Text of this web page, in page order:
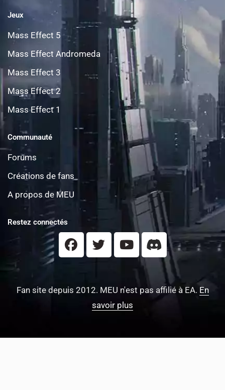
Jeux
Mass Effect 5
Mass Effect Andromeda
Mass Effect 3
Mass Effect 2
Mass Effect 1
Communauté
Forums
Créations de fans
A propos de MEU
Restez connectés
Fan site depuis 2012. MEU n'est pas affilié à EA. En
savoir plus